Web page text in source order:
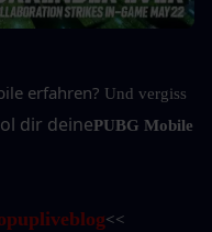
erfahren? Und vergiss
dir deinePUBG Mobile
<<